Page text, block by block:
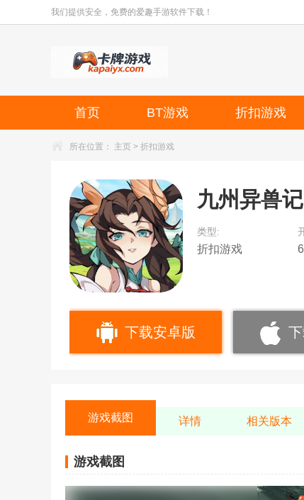
我们提供安全，免费的爱趣手游软件下载！
首页 BT游戏 折扣游戏
所在位置： 主页 > 折扣游戏
九州异兽
类型:
折扣游戏
下载安卓版
游戏截图 详情 相关版本
游戏截图